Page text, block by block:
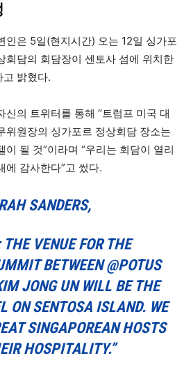
인은 5일(현지시간) 오는 12일 싱가포
회담의 회담장이 센토사 섬에 위치한
밝혔다.
신의 트위터를 통해 “트럼프 미국 대
위원장의 싱가포르 정상회담 장소는
될 것”이라며 “우리는 회담이 열리
에 감사한다”고 썼다.
SANDERS,
THE VENUE FOR THE
BETWEEN@POTUS
JONG UN WILL BE THE
ON SENTOSA ISLAND. WE
SINGAPOREAN HOSTS
HOSPITALITY.”